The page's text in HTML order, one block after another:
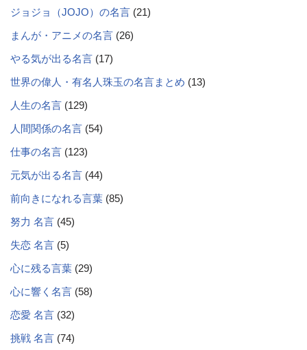
ジョジョ（JOJO）の名言 (21)
まんが・アニメの名言 (26)
やる気が出る名言 (17)
世界の偉人・有名人珠玉の名言まとめ (13)
人生の名言 (129)
人間関係の名言 (54)
仕事の名言 (123)
元気が出る名言 (44)
前向きになれる言葉 (85)
努力 名言 (45)
失恋 名言 (5)
心に残る言葉 (29)
心に響く名言 (58)
恋愛 名言 (32)
挑戦 名言 (74)